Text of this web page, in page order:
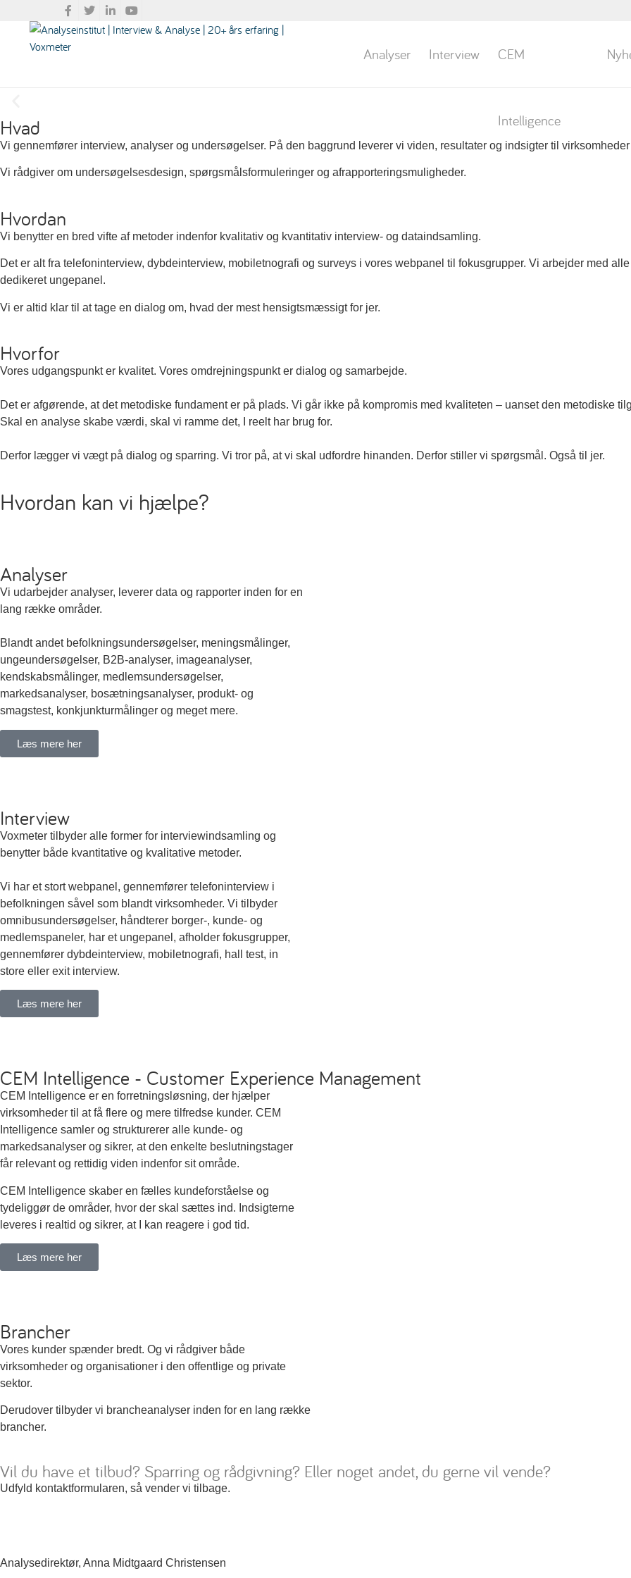
Analyser Interview CEM
Intelligence
Vi hjælper med
Læs mere her…
Hvad
Vi gennemfører interview, analyser og undersøgelser. På den baggrund leverer vi viden, resultater og indsigter til
Vi rådgiver om undersøgelsesdesign, spørgsmålsformuleringer og afrapporteringsmuligheder.
Hvordan
Vi benytter en bred vifte af metoder indenfor kvalitativ og kvantitativ interview- og dataindsamling.
Det er alt fra telefoninterview, dybdeinterview, mobiletnografi og surveys i vores webpanel til fokusgrupper. Vi arbejder med
dedikeret ungepanel.
Vi er altid klar til at tage en dialog om, hvad der mest hensigtsmæssigt for jer.
Hvorfor
Vores udgangspunkt er kvalitet. Vores omdrejningspunkt er dialog og samarbejde.
Det er afgørende, at det metodiske fundament er på plads. Vi går ikke på kompromis med kvaliteten – uanset den metodiske
Skal en analyse skabe værdi, skal vi ramme det, I reelt har brug for.
Derfor lægger vi vægt på dialog og sparring. Vi tror på, at vi skal udfordre hinanden. Derfor stiller vi spørgsmål. Også til jer.
Hvordan kan vi hjælpe?
Analyser
Vi udarbejder analyser, leverer data og rapporter inden for en
lang række områder.
Blandt andet befolkningsundersøgelser, meningsmålinger,
ungeundersøgelser, B2B-analyser, imageanalyser,
kendskabsmålinger, medlemsundersøgelser,
markedsanalyser, bosætningsanalyser, produkt- og
smagstest, konkjunkturmålinger og meget mere.
Læs mere her
Interview
Voxmeter tilbyder alle former for interviewindsamling og
benytter både kvantitative og kvalitative metoder.
Vi har et stort webpanel, gennemfører telefoninterview i
befolkningen såvel som blandt virksomheder. Vi tilbyder
omnibusundersøgelser, håndterer borger-, kunde- og
medlemspaneler, har et ungepanel, afholder fokusgrupper,
gennemfører dybdeinterview, mobiletnografi, hall test, in
store eller exit interview.
Læs mere her
CEM Intelligence - Customer Experience Management
CEM Intelligence er en forretningsløsning, der hjælper
virksomheder til at få flere og mere tilfredse kunder. CEM
Intelligence samler og strukturerer alle kunde- og
markedsanalyser og sikrer, at den enkelte beslutningstager
får relevant og rettidig viden indenfor sit område.
CEM Intelligence skaber en fælles kundeforståelse og
tydeliggør de områder, hvor der skal sættes ind. Indsigterne
leveres i realtid og sikrer, at I kan reagere i god tid.
Læs mere her
Brancher
Vores kunder spænder bredt. Og vi rådgiver både
virksomheder og organisationer i den offentlige og private
sektor.
Derudover tilbyder vi brancheanalyser inden for en lang række
brancher.
Vil du have et tilbud? Sparring og rådgivning? Eller noget andet, du gerne vil vende?
Udfyld kontaktformularen, så vender vi tilbage.
Analysedirektør, Anna Midtgaard Christensen